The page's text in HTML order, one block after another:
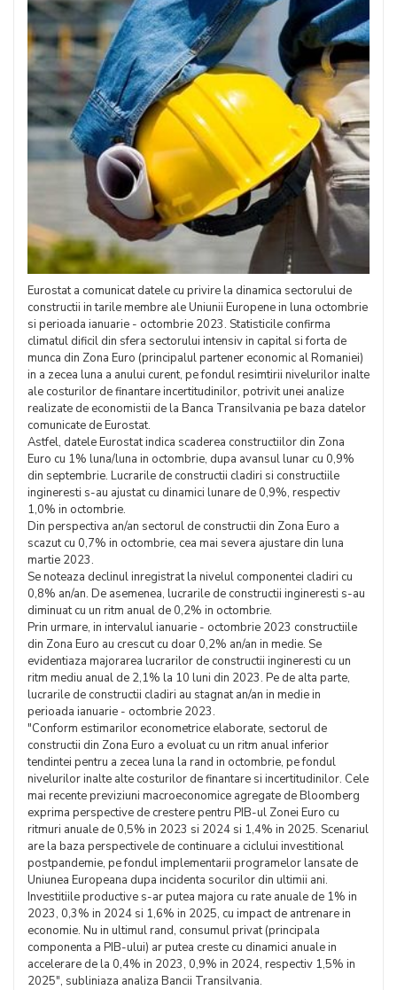
Eurostat a comunicat datele cu privire la dinamica sectorului de
constructii in tarile membre ale Uniunii Europene in luna octombrie
si perioada ianuarie - octombrie 2023. Statisticile confirma
climatul dificil din sfera sectorului intensiv in capital si forta de
munca din Zona Euro (principalul partener economic al Romaniei)
in a zecea luna a anului curent, pe fondul resimtirii nivelurilor inalte
ale costurilor de finantare incertitudinilor, potrivit unei analize
realizate de economistii de la Banca Transilvania pe baza datelor
comunicate de Eurostat.
Astfel, datele Eurostat indica scaderea constructiilor din Zona
Euro cu 1% luna/luna in octombrie, dupa avansul lunar cu 0,9%
din septembrie. Lucrarile de constructii cladiri si constructiile
ingineresti s-au ajustat cu dinamici lunare de 0,9%, respectiv
1,0% in octombrie.
Din perspectiva an/an sectorul de constructii din Zona Euro a
scazut cu 0,7% in octombrie, cea mai severa ajustare din luna
martie 2023.
Se noteaza declinul inregistrat la nivelul componentei cladiri cu
0,8% an/an. De asemenea, lucrarile de constructii ingineresti s-au
diminuat cu un ritm anual de 0,2% in octombrie.
Prin urmare, in intervalul ianuarie - octombrie 2023 constructiile
din Zona Euro au crescut cu doar 0,2% an/an in medie. Se
evidentiaza majorarea lucrarilor de constructii ingineresti cu un
ritm mediu anual de 2,1% la 10 luni din 2023. Pe de alta parte,
lucrarile de constructii cladiri au stagnat an/an in medie in
perioada ianuarie - octombrie 2023.
"Conform estimarilor econometrice elaborate, sectorul de
constructii din Zona Euro a evoluat cu un ritm anual inferior
tendintei pentru a zecea luna la rand in octombrie, pe fondul
nivelurilor inalte alte costurilor de finantare si incertitudinilor. Cele
mai recente previziuni macroeconomice agregate de Bloomberg
exprima perspective de crestere pentru PIB-ul Zonei Euro cu
ritmuri anuale de 0,5% in 2023 si 2024 si 1,4% in 2025. Scenariul
are la baza perspectivele de continuare a ciclului investitional
postpandemie, pe fondul implementarii programelor lansate de
Uniunea Europeana dupa incidenta socurilor din ultimii ani.
Investitiile productive s-ar putea majora cu rate anuale de 1% in
2023, 0,3% in 2024 si 1,6% in 2025, cu impact de antrenare in
economie. Nu in ultimul rand, consumul privat (principala
componenta a PIB-ului) ar putea creste cu dinamici anuale in
accelerare de la 0,4% in 2023, 0,9% in 2024, respectiv 1,5% in
2025", subliniaza analiza Bancii Transilvania.